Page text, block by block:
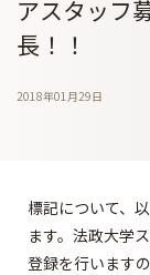
アスタッフ
長！！
2018年01月29日
標記について、
ます。法政大学
登録を行います